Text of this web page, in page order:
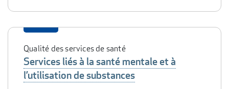
Qualité des services de santé
Services liés à la santé mentale et à
l’utilisation de substances